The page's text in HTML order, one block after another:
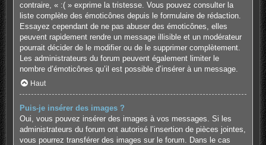
contraire, « :( » exprime la tristesse. Vous pouvez consulter la
liste complète des émoticônes depuis le formulaire de rédaction.
Essayez cependant de ne pas abuser des émoticônes, elles
peuvent rapidement rendre un message illisible et un modérateur
pourrait décider de le modifier ou de le supprimer complètement.
Les administrateurs du forum peuvent également limiter le
nombre d’émoticônes qu’il est possible d’insérer à un message.
Haut
Puis-je insérer des images ?
Oui, vous pouvez insérer des images à vos messages. Si les
administrateurs du forum ont autorisé l’insertion de pièces jointes,
vous pourrez transférer des images sur le forum. Dans le cas